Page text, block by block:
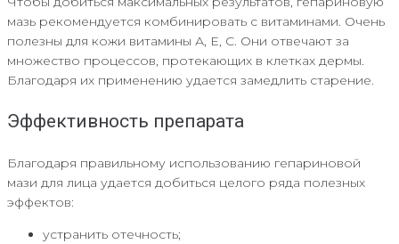
мазь рекомендуется комбинировать с витаминами. Очень
полезны для кожи витамины А, Е, С. Они отвечают за
множество процессов, протекающих в клетках дермы.
Благодаря их применению удается замедлить старение.
Эффективность препарата
Благодаря правильному использованию гепариновой
мази для лица удается добиться целого ряда полезных
эффектов:
устранить отечность;